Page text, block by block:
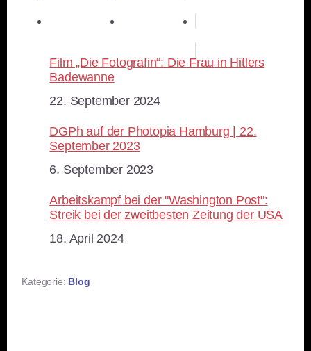
Film „Die Fotografin“: Die Frau in Hitlers
Badewanne
Datum
22. September 2024
DGPh auf der Photopia Hamburg | 22.
September 2023
Datum
6. September 2023
Arbeitskampf bei der "Washington Post":
Streik bei der zweitbesten Zeitung der USA
Datum
18. April 2024
Kategorie: Blog